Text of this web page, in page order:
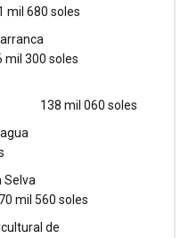
soles
soles
060 soles
de Bagua
Selva
soles
de